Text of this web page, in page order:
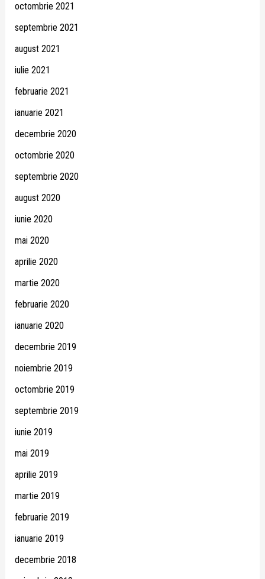
octombrie 2021
septembrie 2021
august 2021
iulie 2021
februarie 2021
ianuarie 2021
decembrie 2020
octombrie 2020
septembrie 2020
august 2020
iunie 2020
mai 2020
aprilie 2020
martie 2020
februarie 2020
ianuarie 2020
decembrie 2019
noiembrie 2019
octombrie 2019
septembrie 2019
iunie 2019
mai 2019
aprilie 2019
martie 2019
februarie 2019
ianuarie 2019
decembrie 2018